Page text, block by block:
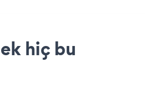
hiç bu